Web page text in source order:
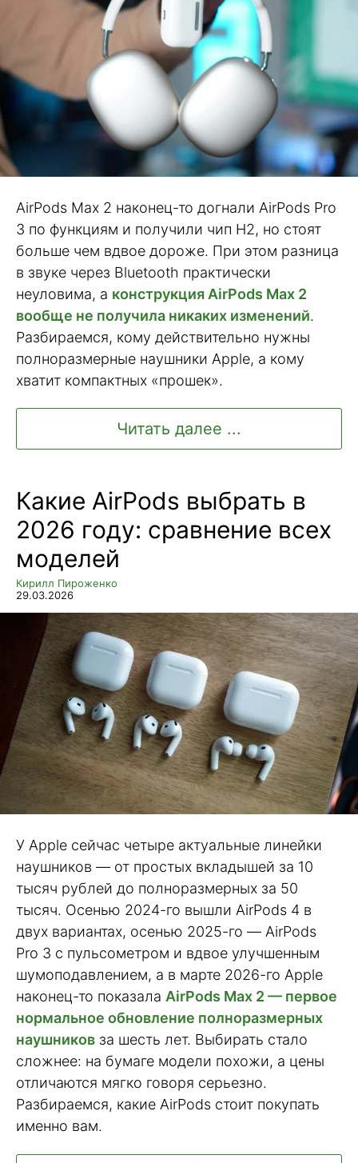
AirPods Max 2 наконец-то догнали AirPods Pro
3 по функциям и получили чип H2, но стоят
больше чем вдвое дороже. При этом разница
в звуке через Bluetooth практически
неуловима, а конструкция AirPods Max 2
вообще не получила никаких изменений.
Разбираемся, кому действительно нужны
полноразмерные наушники Apple, а кому
хватит компактных «прошек».
Читать далее ...
Какие AirPods выбрать в
2026 году: сравнение всех
моделей
Кирилл Пироженко
29.03.2026
У Apple сейчас четыре актуальные линейки
наушников — от простых вкладышей за 10
тысяч рублей до полноразмерных за 50
тысяч. Осенью 2024-го вышли AirPods 4 в
двух вариантах, осенью 2025-го — AirPods
Pro 3 с пульсометром и вдвое улучшенным
шумоподавлением, а в марте 2026-го Apple
наконец-то показала AirPods Max 2 — первое
нормальное обновление полноразмерных
наушников за шесть лет. Выбирать стало
сложнее: на бумаге модели похожи, а цены
отличаются мягко говоря серьезно.
Разбираемся, какие AirPods стоит покупать
именно вам.